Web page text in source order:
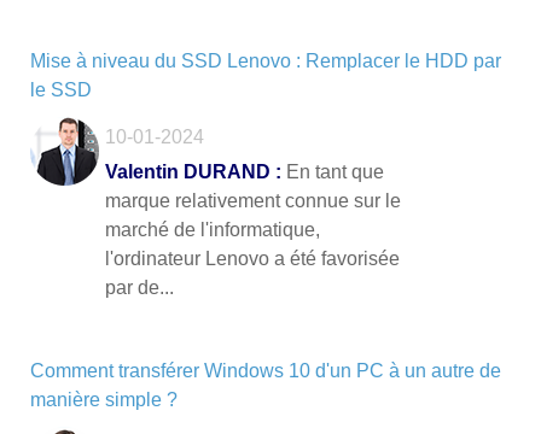
Mise à niveau du SSD Lenovo : Remplacer le HDD par
le SSD
10-01-2024
Valentin DURAND : En tant que
marque relativement connue sur le
marché de l'informatique,
l'ordinateur Lenovo a été favorisée
par de...
Comment transférer Windows 10 d'un PC à un autre de
manière simple ?